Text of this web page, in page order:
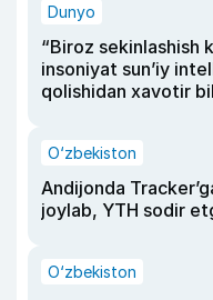
Dunyo
“Biroz sekinlashish
insoniyat sun’iy
qolishidan xavotir
O‘zbekiston
Andijonda
joylab, YTH sodir
O‘zbekiston